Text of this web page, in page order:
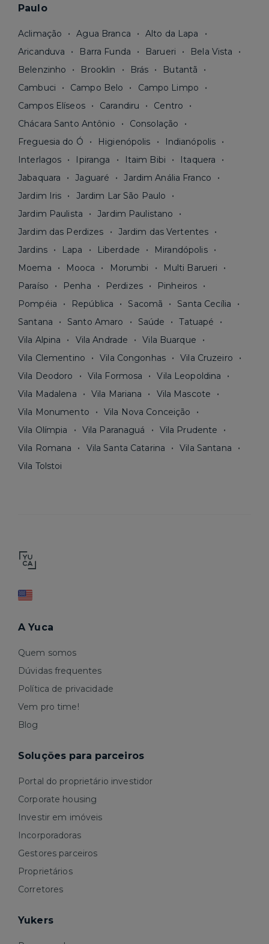
Paulo
Aclimação Agua Branca
Alto da Lapa
Aricanduva
Barra Funda Barueri
Bela Vista
Belenzinho
Brooklin Brás
Butantã
Cambuci
Campo Belo
Campo Limpo
Campos Elíseos
Carandiru
Centro
Chácara Santo Antônio
Consolação
Freguesia do Ó
Higienópolis
Indianópolis
Interlagos
Ipiranga Itaim Bibi
Itaquera
Jabaquara
Jaguaré
Jardim Anália Franco
Jardim Iris
Jardim Lar São Paulo
Jardim Paulista
Jardim Paulistano
Jardim das Perdizes
Jardim das Vertentes
Jardins
Lapa Liberdade
Mirandópolis
Moema
Mooca Morumbi
Multi Barueri
Paraíso
Penha Perdizes
Pinheiros
Pompéia
República Sacomã
Santa Cecília
Santana
Santo Amaro Saúde
Tatuapé
Vila Alpina
Vila Andrade
Vila Buarque
Vila Clementino
Vila Congonhas
Vila Cruzeiro
Vila Deodoro
Vila Formosa
Vila Leopoldina
Vila Madalena
Vila Mariana
Vila Mascote
Vila Monumento
Vila Nova Conceição
Vila Olímpia
Vila Paranaguá
Vila Prudente
Vila Romana
Vila Santa Catarina
Vila Santana
Vila Tolstoi
A Yuca
Quem somos
Dúvidas frequentes
Política de privacidade
Vem pro time!
Blog
Soluções para parceiros
Portal do proprietário investidor
Corporate housing
Investir em imóveis
Incorporadoras
Gestores parceiros
Proprietários
Corretores
Yukers